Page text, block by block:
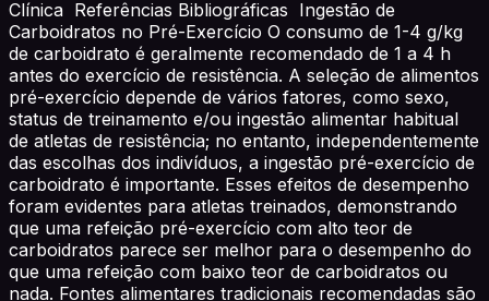
Clínica Referências Bibliográficas Ingestão de
Carboidratos no Pré-Exercício O consumo de 1-4 g/kg
de carboidrato é geralmente recomendado de 1 a 4 h
antes do exercício de resistência. A seleção de alimentos
pré-exercício depende de vários fatores, como sexo,
status de treinamento e/ou ingestão alimentar habitual
de atletas de resistência; no entanto, independentemente
das escolhas dos indivíduos, a ingestão pré-exercício de
carboidrato é importante. Esses efeitos de desempenho
foram evidentes para atletas treinados, demonstrando
que uma refeição pré-exercício com alto teor de
carboidratos parece ser melhor para o desempenho do
que uma refeição com baixo teor de carboidratos ou
nada. Fontes alimentares tradicionais recomendadas são